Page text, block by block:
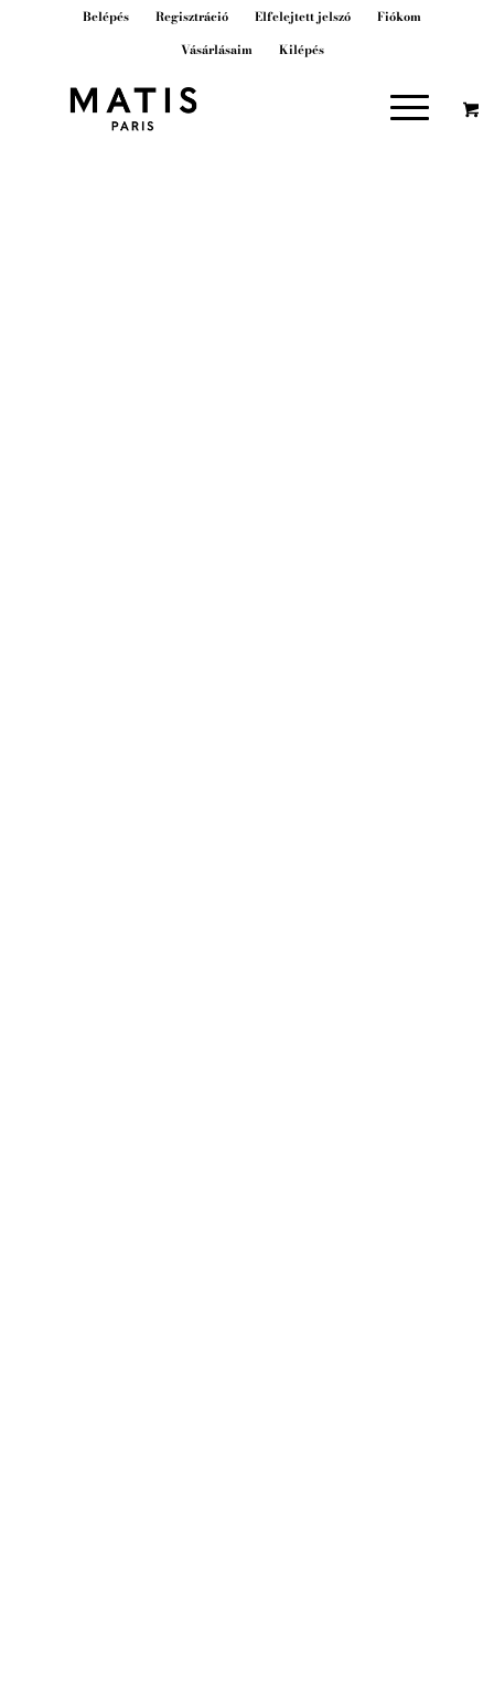
Belépés Regisztráció Elfelejtett jelszó
Fiókom
Vásárlásaim
Kilépés